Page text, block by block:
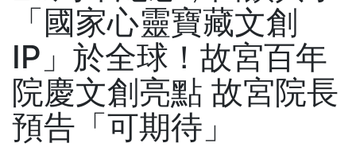
「國家心靈寶藏文創
IP」於全球！故宮百年
院慶文創亮點 故宮院長
預告「可期待」